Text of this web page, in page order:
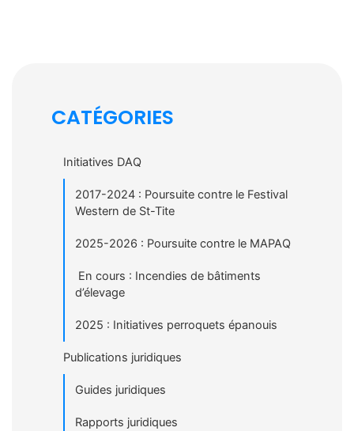
CATÉGORIES
Initiatives DAQ
2017-2024 : Poursuite contre le Festival
Western de St-Tite
2025-2026 : Poursuite contre le MAPAQ
En cours : Incendies de bâtiments
d’élevage
2025 : Initiatives perroquets épanouis
Publications juridiques
Guides juridiques
Rapports juridiques